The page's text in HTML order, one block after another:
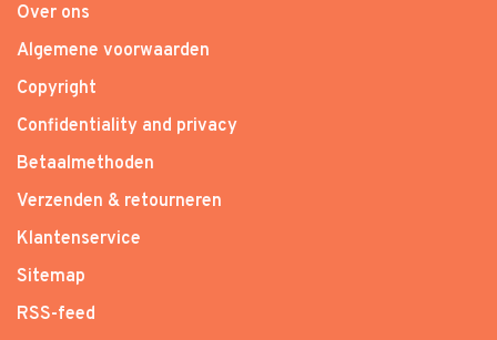
Over ons
Algemene voorwaarden
Copyright
Confidentiality and privacy
Betaalmethoden
Verzenden & retourneren
Klantenservice
Sitemap
RSS-feed